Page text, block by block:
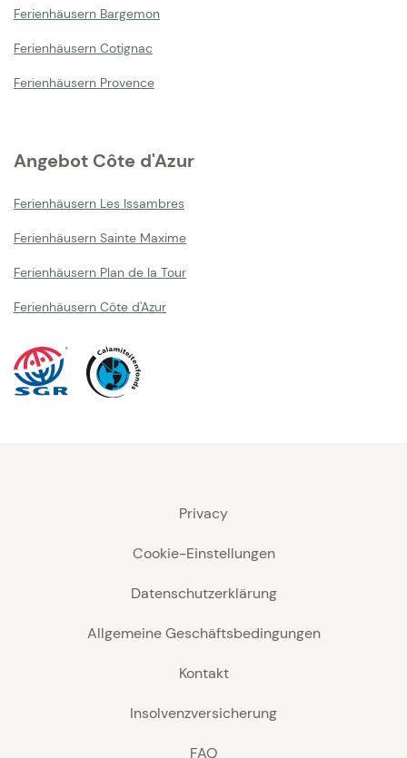
Ferienhäusern Bargemon
Ferienhäusern Cotignac
Ferienhäusern Provence
Angebot Côte d'Azur
Ferienhäusern Les Issambres
Ferienhäusern Sainte Maxime
Ferienhäusern Plan de la Tour
Ferienhäusern Côte d'Azur
Privacy
Cookie-Einstellungen
Datenschutzerklärung
Allgemeine Geschäftsbedingungen
Kontakt
Insolvenzversicherung
FAQ